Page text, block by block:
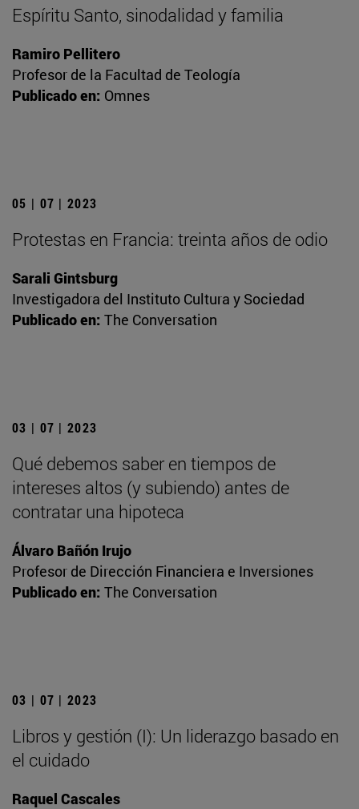
Espíritu Santo, sinodalidad y familia
Ramiro Pellitero
Profesor de la Facultad de Teología
Publicado en: Omnes
05 | 07 | 2023
Protestas en Francia: treinta años de odio
Sarali Gintsburg
Investigadora del Instituto Cultura y Sociedad
Publicado en: The Conversation
03 | 07 | 2023
Qué debemos saber en tiempos de
intereses altos (y subiendo) antes de
contratar una hipoteca
Álvaro Bañón Irujo
Profesor de Dirección Financiera e Inversiones
Publicado en: The Conversation
03 | 07 | 2023
Libros y gestión (I): Un liderazgo basado en
el cuidado
Raquel Cascales